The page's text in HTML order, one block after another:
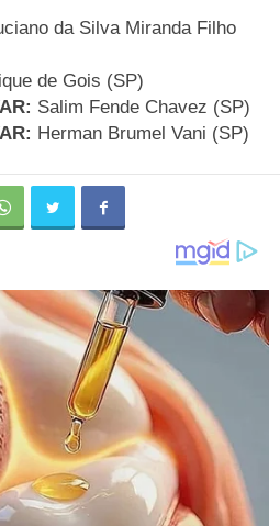
da Silva Miranda Filho
de Gois (SP)
Salim Fende Chavez (SP)
Herman Brumel Vani (SP)